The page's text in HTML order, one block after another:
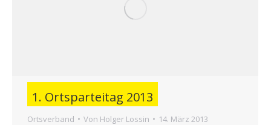
1. Ortsparteitag 2013
Ortsverband Von Holger Lossin 14. März 2013